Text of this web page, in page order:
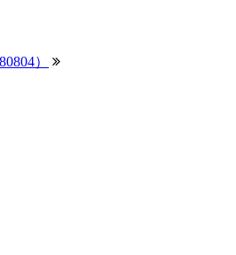
）